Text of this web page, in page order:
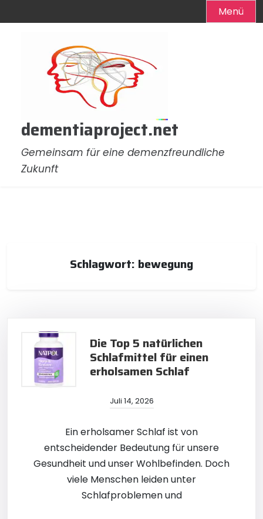
Menü
dementiaproject.net
Gemeinsam für eine demenzfreundliche
Zukunft
Schlagwort: bewegung
Die Top 5 natürlichen
Schlafmittel für einen
erholsamen Schlaf
Juli 14, 2026
Ein erholsamer Schlaf ist von
entscheidender Bedeutung für unsere
Gesundheit und unser Wohlbefinden. Doch
viele Menschen leiden unter
Schlafproblemen und